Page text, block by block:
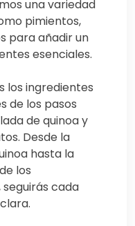
una variedad
pimientos,
para añadir un
esenciales.
los ingredientes
de los pasos
de quinoa y
Desde la
hasta la
los
cada